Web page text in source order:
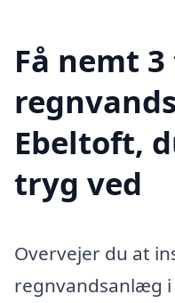
Få nemt
Ebeltoft,
tryg ved
Overvejer du at
regnvandsanlæg i